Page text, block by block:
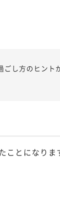
ごし方のヒント
ことになりま